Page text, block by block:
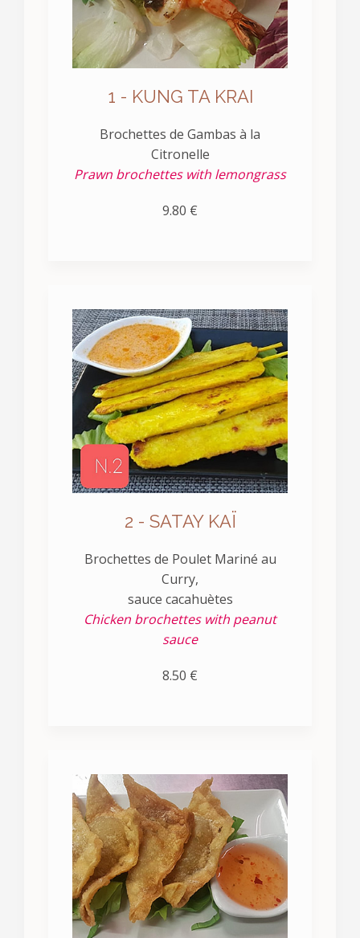
1 - KUNG TA KRAI
Brochettes de Gambas à la
Citronelle
Prawn brochettes with lemongrass
9.80 €
2 - SATAY KAÏ
Brochettes de Poulet Mariné au
Curry,
sauce cacahuètes
Chicken brochettes with peanut
sauce
8.50 €